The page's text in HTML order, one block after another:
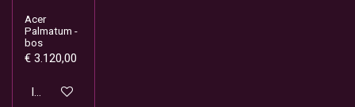
Acer
Palmatum -
bos
€ 3.120,00
In winkelwagen